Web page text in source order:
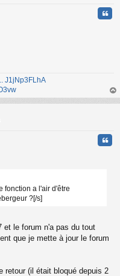
J1jNp3FLhA
au
fonction a l'air d'être
?[/s]
et le forum n'a pas du tout
que je mette à jour le forum
retour (il était bloqué depuis 2